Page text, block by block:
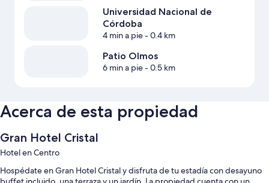
Universidad Nacional de
Córdoba
4 min a pie- 0.4 km
Patio Olmos
6 min a pie- 0.5 km
Acerca de esta propiedad
Gran Hotel Cristal
Hotel en Centro
Hospédate en Gran Hotel Cristal y disfruta de tu estadía con desayuno